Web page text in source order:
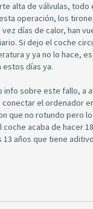
alta de válvulas,
operación, los
días de calor, han
Si dejo el coche
y ya no lo hace,
estos días ya.
sobre este fallo, a
conectar el ordenador
que no rotundo pero
acaba de hacer
años que tiene